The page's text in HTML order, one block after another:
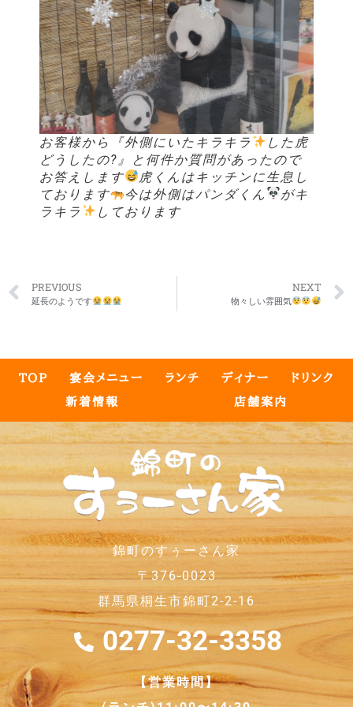
お客様から『外側にいたキラキラ
した虎
どうしたの?』と何件か質問があったので
お答えします
虎くんはキッチンに生息し
ております
今は外側はパンダくん
がキ
ラキラ
しております
PREVIOUS
延長のようです
NEXT
物々しい雰囲気
TOP 宴会メニュー ランチ ディナー
ドリンク
新着情報
店舗案内
錦町のすぅーさん家
〒376-0023
群馬県桐生市錦町2-2-16
0277-32-3358
【営業時間】